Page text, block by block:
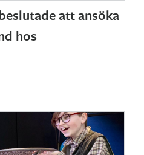
att ansöka
hos